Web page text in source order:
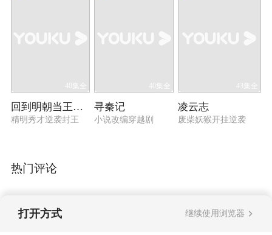
40集全
回到明朝当王爷之杨凌传
精明秀才逆袭封王
40集全
寻秦记
小说改编穿越剧
43集全
凌云志
废柴妖猴开挂逆袭
热门评论
打开方式 继续使用浏览器